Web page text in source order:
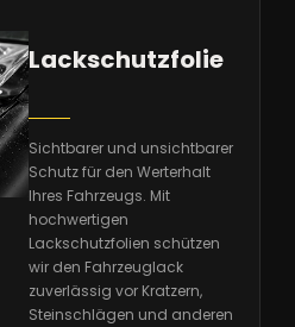
Lackschutzfolie
Sichtbarer und unsichtbarer
Schutz für den Werterhalt
Ihres Fahrzeugs. Mit
hochwertigen
Lackschutzfolien schützen
wir den Fahrzeuglack
zuverlässig vor Kratzern,
Steinschlägen und anderen